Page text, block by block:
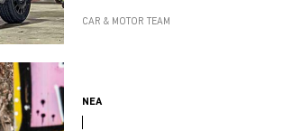
CAR & MOTOR TEAM
ΝΕΑ